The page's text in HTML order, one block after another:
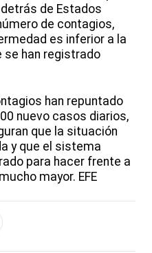
de Estados
de contagios,
es inferior a la
se han registrado
han repuntado
nuevo casos diarios,
que la situación
y que el sistema
para hacer frente a
mayor. EFE